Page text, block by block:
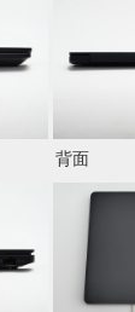
背面